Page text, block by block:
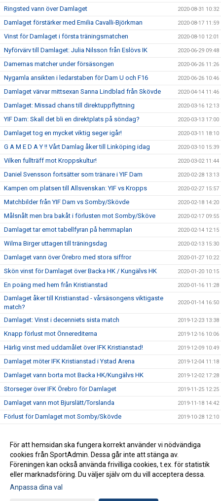
Ringsted vann över Damlaget 2020-08-31 10:32
Damlaget förstärker med Emilia Cavalli-Björkman 2020-08-17 11:59
Vinst för Damlaget i första träningsmatchen 2020-08-10 12:01
Nyförvärv till Damlaget: Julia Nilsson från Eslövs IK 2020-06-29 09:48
Damernas matcher under försäsongen 2020-06-26 11:26
Nygamla ansikten i ledarstaben för Dam U och F16 2020-06-26 10:46
Damlaget värvar mittsexan Sanna Lindblad från Skövde 2020-04-14 11:46
Damlaget: Missad chans till direktuppflyttning 2020-03-16 12:13
YIF Dam: Skall det bli en direktplats på söndag? 2020-03-13 17:00
Damlaget tog en mycket viktig seger igår! 2020-03-11 18:10
G A M E D A Y !! Vårt Damlag åker till Linköping idag 2020-03-10 15:39
Vilken fullträff mot Kroppskultur! 2020-03-02 11:44
Daniel Svensson fortsätter som tränare i YIF Dam 2020-02-28 13:13
Kampen om platsen till Allsvenskan: YIF vs Kropps 2020-02-27 15:57
Matchbilder från YIF Dam vs Somby/Skövde 2020-02-18 14:20
Målsnålt men bra bakåt i förlusten mot Somby/Sköve 2020-02-17 09:55
Damlaget tar emot tabellfyran på hemmaplan 2020-02-14 12:15
Wilma Birger uttagen till träningsdag 2020-02-13 15:30
Damlaget vann över Örebro med stora siffror 2020-01-27 10:22
Skön vinst för Damlaget över Backa HK / Kungälvs HK 2020-01-20 10:15
En poäng med hem från Kristianstad 2020-01-16 11:28
Damlaget åker till Kristianstad - vårsäsongens viktigaste
match?
2020-01-14 16:50
Damlaget: Vinst i decenniets sista match 2019-12-23 13:38
Knapp förlust mot Önnerediterna 2019-12-16 10:06
Härlig vinst med uddamålet över IFK Kristianstad! 2019-12-09 10:49
Damlaget möter IFK Kristianstad i Ystad Arena 2019-12-04 11:18
Damlaget vann borta mot Backa HK/Kungälvs HK 2019-12-02 17:28
Storseger över IFK Örebro för Damlaget 2019-11-25 12:25
Damlaget vann mot Bjurslätt/Torslanda 2019-11-18 14:42
Förlust för Damlaget mot Somby/Skövde 2019-10-28 12:10
Storvinst mot RP Linköping i hemmapremiären 2019-10-07 11:07
Äntligen dags för första hemmamatchen! 2019-10-04 13:50
För att hemsidan ska fungera korrekt använder vi nödvändiga
cookies från SportAdmin. Dessa går inte att stänga av.
Föreningen kan också använda frivilliga cookies, t.ex. för statistik
eller marknadsföring. Du väljer själv om du vill acceptera dessa.
Anpassa dina val